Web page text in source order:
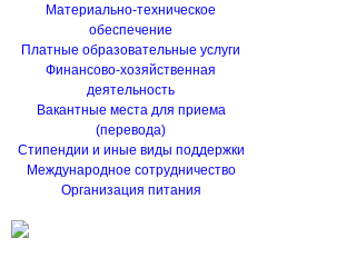
Материально-техническое
обеспечение
Платные образовательные услуги
Финансово-хозяйственная
деятельность
Вакантные места для приема
(перевода)
Стипендии и иные виды поддержки
Международное сотрудничество
Организация питания